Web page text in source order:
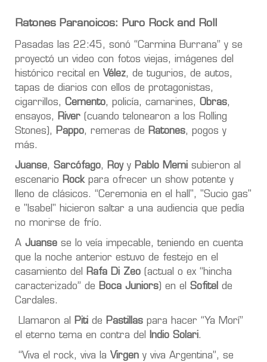
Ratones Paranoicos: Puro Rock and Roll
Pasadas las 22:45, sonó “Carmina Burrana” y se
proyectó un video con fotos viejas, imágenes del
histórico recital en Vélez, de tugurios, de autos,
tapas de diarios con ellos de protagonistas,
cigarrillos, Cemento, policía, camarines, Obras,
ensayos,
River (cuando telonearon a los Rolling
Stones),
Pappo, remeras de Ratones, pogos y
más.
Juanse, Sarcófago, Royy Pablo Memi subieron al
escenario Rockpara ofrecer un show potente y
lleno de clásicos. “Ceremonia en el hall", "Sucio gas"
e "Isabel" hicieron saltar a una audiencia que pedía
no morirse de frío.
A Juanse se lo veía impecable, teniendo en cuenta
que la noche anterior estuvo de festejo en el
casamiento del
Rafa Di Zeo (actual o ex “hincha
caracterizado” de Boca Juniors ) en el Sofitel de
Cardales.
Llamaron al Piti de Pastillas para hacer “Ya Morí”
el eterno tema en contra del
Indio Solari.
“Viva el rock, viva la Virgen y viva Argentina”, se